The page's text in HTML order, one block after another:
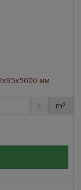
мм
m3